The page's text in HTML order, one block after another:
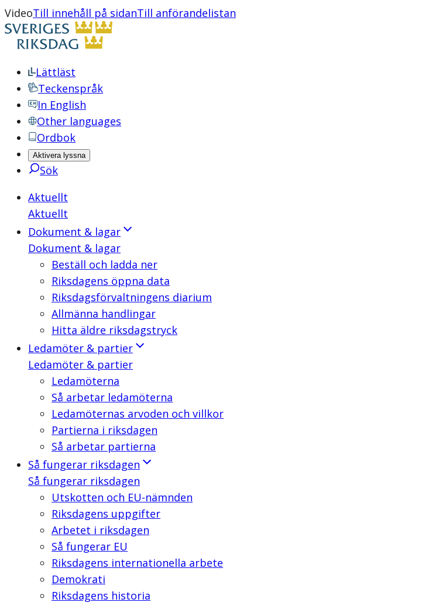
VideoTill innehåll på sidanTill anförandelistan
Lättläst
Teckenspråk
In English
Other languages
Ordbok
Aktivera lyssna
Sök
Aktuellt
Aktuellt
Dokument & lagar
Dokument & lagar
Beställ och ladda ner
Riksdagens öppna data
Riksdagsförvaltningens diarium
Allmänna handlingar
Hitta äldre riksdagstryck
Ledamöter & partier
Ledamöter & partier
Ledamöterna
Så arbetar ledamöterna
Ledamöternas arvoden och villkor
Partierna i riksdagen
Så arbetar partierna
Så fungerar riksdagen
Så fungerar riksdagen
Utskotten och EU-nämnden
Riksdagens uppgifter
Arbetet i riksdagen
Så fungerar EU
Riksdagens internationella arbete
Demokrati
Riksdagens historia